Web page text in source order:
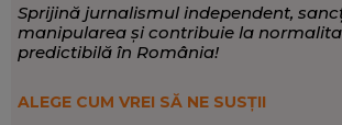
Sprijină jurnalismul independent,
manipularea și contribuie la
predictibilă în România!
ALEGE CUM VREI SĂ NE SUSȚII